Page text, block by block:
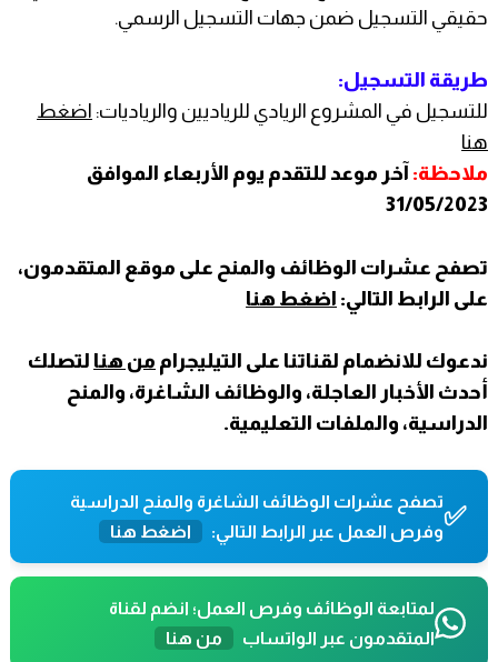
حقيقي التسجيل ضمن جهات التسجيل الرسمي.
طريقة التسجيل:
للتسجيل في المشروع الريادي للرياديين والرياديات: اضغط
هنا
ملاحظة: آخر موعد للتقدم يوم الأربعاء الموافق
31/05/2023
تصفح عشرات الوظائف والمنح على موقع المتقدمون،
على الرابط التالي: اضغط هنا
ندعوك للانضمام لقناتنا على التيليجرام من هنا لتصلك
أحدث الأخبار العاجلة، والوظائف الشاغرة، والمنح
الدراسية، والملفات التعليمية.
✅تصفح عشرات الوظائف الشاغرة والمنح الدراسية
وفرص العمل عبر الرابط التالي:
اضغط هنا
لمتابعة الوظائف وفرص العمل؛ انضم لقناة
المتقدمون عبر الواتساب
من هنا